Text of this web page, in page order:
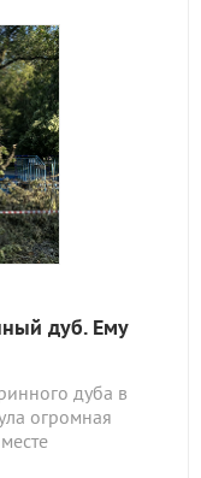
дуб. Ему
дуба в
огромная